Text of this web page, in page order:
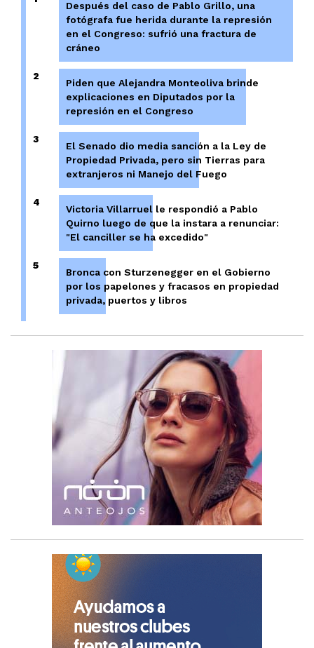
Después del caso de Pablo Grillo, una
fotógrafa fue herida durante la represión
en el Congreso: sufrió una fractura de
cráneo
2
Piden que Alejandra Monteoliva brinde
explicaciones en Diputados por la
represión en el Congreso
3
El Senado dio media sanción a la Ley de
Propiedad Privada, pero sin Tierras para
extranjeros ni Manejo del Fuego
4
Victoria Villarruel le respondió a Pablo
Quirno luego de que la instara a renunciar:
"El canciller se ha excedido"
5
Bronca con Sturzenegger en el Gobierno
por los papelones y fracasos en propiedad
privada, puertos y libros